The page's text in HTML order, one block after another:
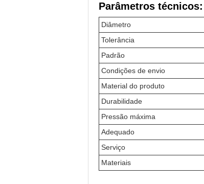
Parâmetros técnicos:
Diâmetro
Tolerância
Padrão
Condições de envio
Material do produto
Durabilidade
Pressão máxima
Adequado
Serviço
Materiais